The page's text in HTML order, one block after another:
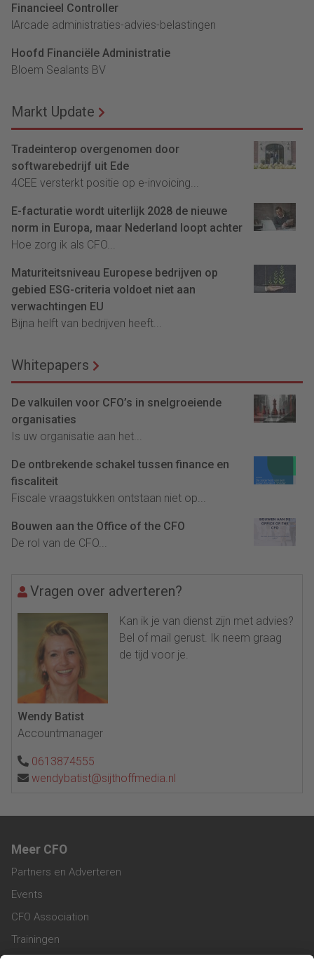
Financieel Controller
lArcade administraties-advies-belastingen
Hoofd Financiële Administratie
Bloem Sealants BV
Markt Update
Tradeinterop overgenomen door
softwarebedrijf uit Ede
4CEE versterkt positie op e-invoicing...
E-facturatie wordt uiterlijk 2028 de nieuwe
norm in Europa, maar Nederland loopt achter
Hoe zorg ik als CFO...
Maturiteitsniveau Europese bedrijven op
gebied ESG-criteria voldoet niet aan
verwachtingen EU
Bijna helft van bedrijven heeft...
Whitepapers
De valkuilen voor CFO’s in snelgroeiende
organisaties
Is uw organisatie aan het...
De ontbrekende schakel tussen finance en
fiscaliteit
Fiscale vraagstukken ontstaan niet op...
Bouwen aan the Office of the CFO
De rol van de CFO...
Vragen over adverteren?
Kan ik je van dienst zijn met advies?
Bel of mail gerust. Ik neem graag
de tijd voor je.
Wendy Batist
Accountmanager
0613874555
wendybatist@sijthoffmedia.nl
Meer CFO
Partners en Adverteren
Events
CFO Association
Trainingen